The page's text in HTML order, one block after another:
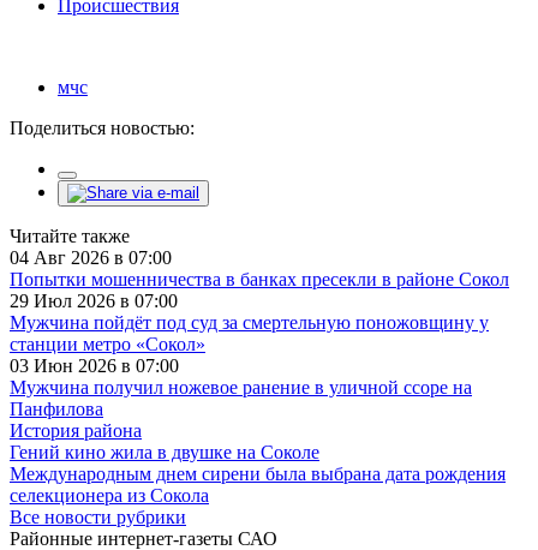
Происшествия
мчс
Поделиться новостью:
Читайте также
04 Авг 2026 в 07:00
Попытки мошенничества в банках пресекли в районе Сокол
29 Июл 2026 в 07:00
Мужчина пойдёт под суд за смертельную поножовщину у
станции метро «Сокол»
03 Июн 2026 в 07:00
Мужчина получил ножевое ранение в уличной ссоре на
Панфилова
История района
Гений кино жила в двушке на Соколе
Международным днем сирени была выбрана дата рождения
селекционера из Сокола
Все новости рубрики
Районные интернет-газеты САО